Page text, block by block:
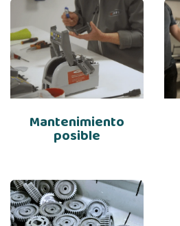
Mantenimiento
posible